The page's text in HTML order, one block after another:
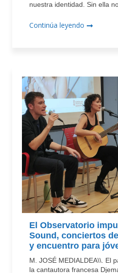
nuestra identidad. Sin ella no
Continúa leyendo
El Observatorio
Sound, conciertos
y encuentro para
M. JOSÉ MEDIALDEA\\. El
la cantautora francesa